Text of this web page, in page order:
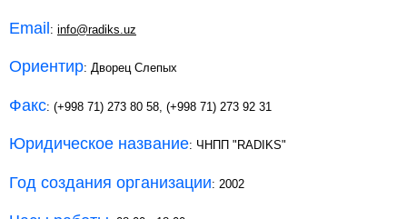
Email : info@radiks.uz
Ориентир: Дворец Слепых
Факс: (+998 71) 273 80 58, (+998 71) 273 92 31
Юридическое название: ЧНПП "RADIKS"
Год создания организации: 2002